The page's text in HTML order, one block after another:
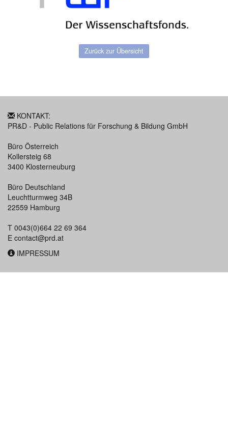
Zurück zur Übersicht
KONTAKT:
PR&D - Public Relations für Forschung & Bildung GmbH
Büro Österreich
Kollersteig 68
3400 Klosterneuburg
Büro Deutschland
Leuchtturmweg 34B
22559 Hamburg
T 0043(0)664 22 69 364
E contact@prd.at
IMPRESSUM